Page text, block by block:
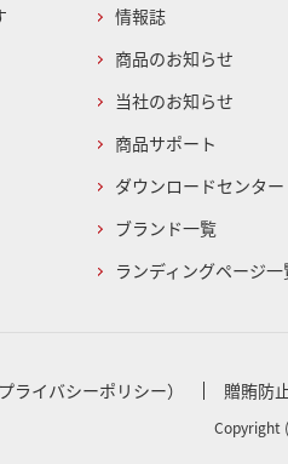
情報誌
商品のお知らせ
当社のお知らせ
商品サポート
ダウンロードセンター
ブランド一覧
ランディングページ一
ライバシーポリシー） 贈賄防
Copyright